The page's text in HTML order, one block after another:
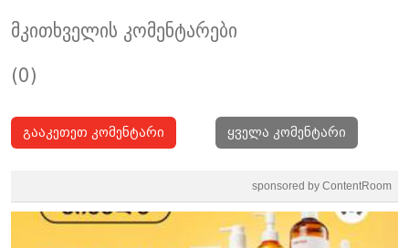
მკითხველის კომენტარები
(0)
გააკეთეთ კომენტარი ყველა კომენტარი
sponsored by ContentRoom